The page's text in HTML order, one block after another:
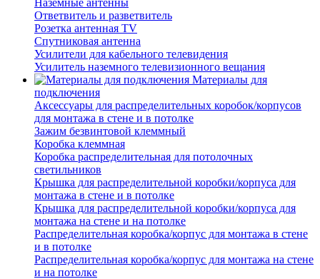
Наземные антенны
Ответвитель и разветвитель
Розетка антенная TV
Спутниковая антенна
Усилители для кабельного телевидения
Усилитель наземного телевизионного вещания
Материалы для
подключения
Аксессуары для распределительных коробок/корпусов
для монтажа в стене и в потолке
Зажим безвинтовой клеммный
Коробка клеммная
Коробка распределительная для потолочных
светильников
Крышка для распределительной коробки/корпуса для
монтажа в стене и в потолке
Крышка для распределительной коробки/корпуса для
монтажа на стене и на потолке
Распределительная коробка/корпус для монтажа в стене
и в потолке
Распределительная коробка/корпус для монтажа на стене
и на потолке